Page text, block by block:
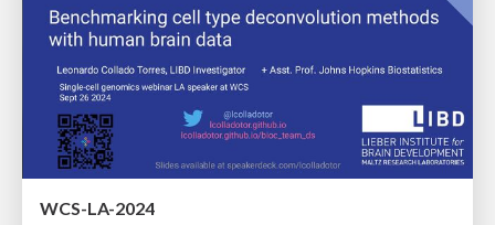
WCS-LA-2024